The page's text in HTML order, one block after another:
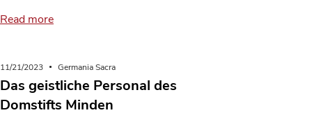
Read more
11/21/2023 Germania Sacra
Das geistliche Personal des
Domstifts Minden